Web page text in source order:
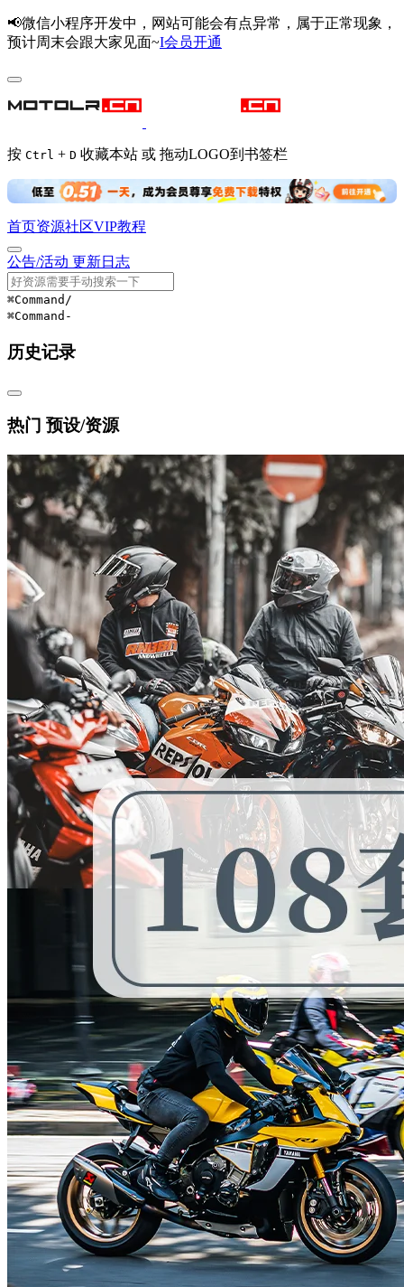
📢微信小程序开发中，网站可能会有点异常，属于正常现象，
预计周末会跟大家见面~I会员开通
按 Ctrl + D 收藏本站 或 拖动LOGO到书签栏
首页资源社区VIP教程
公告/活动 更新日志
⌘Command /
⌘Command -
历史记录
热门 预设/资源